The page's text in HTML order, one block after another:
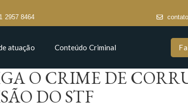
2957 8464
atuação Conteúdo Criminal
O CRIME DE
DO STF